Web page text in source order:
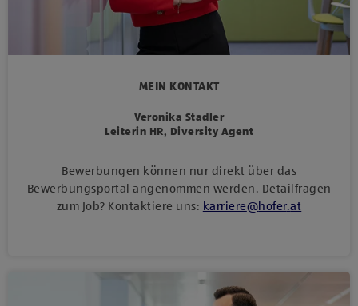
MEIN KONTAKT
Veronika Stadler
Leiterin HR, Diversity Agent
Bewerbungen können nur direkt über das
Bewerbungsportal angenommen werden. Detailfragen
zum Job? Kontaktiere uns: karriere@hofer.at